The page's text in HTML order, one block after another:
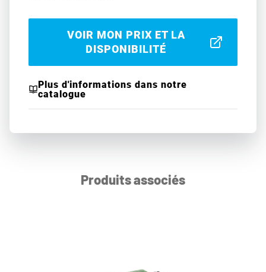
VOIR MON PRIX ET LA
DISPONIBILITÉ
Plus d'informations dans notre
catalogue
Produits associés